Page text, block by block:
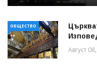
ОБЩЕСТВО
Август